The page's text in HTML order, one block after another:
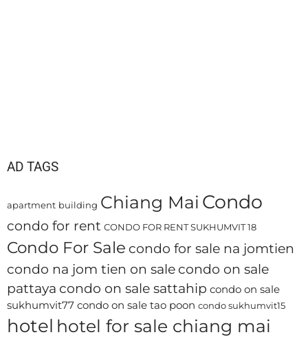
AD TAGS
apartment building Chiang Mai Condo
condo for rent CONDO FOR RENT SUKHUMVIT 18
Condo For Sale condo for sale na jomtien
condo na jom tien on sale condo on sale
pattaya condo on sale sattahip condo on sale
sukhumvit77 condo on sale tao poon condo sukhumvit15
hotel hotel for sale chiang mai